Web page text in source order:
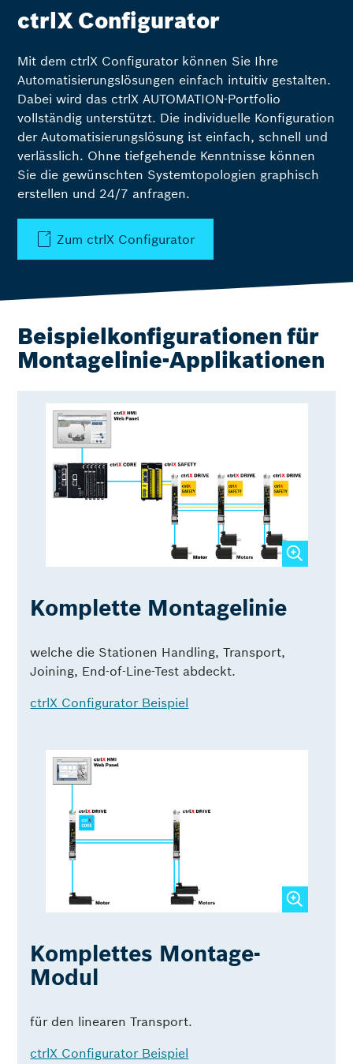
ctrlX Configurator
Mit dem ctrlX Configurator können Sie Ihre
Automatisierungslösungen einfach intuitiv gestalten.
Dabei wird das ctrlX AUTOMATION-Portfolio
vollständig unterstützt. Die individuelle Konfiguration
der Automatisierungslösung ist einfach, schnell und
verlässlich. Ohne tiefgehende Kenntnisse können
Sie die gewünschten Systemtopologien graphisch
erstellen und 24/7 anfragen.
Zum ctrlX Configurator
Beispielkonfigurationen für
Montagelinie-Applikationen
Komplette Montagelinie
welche die Stationen Handling, Transport,
Joining, End-of-Line-Test abdeckt.
ctrlX Configurator Beispiel
Komplettes Montage-
Modul
für den linearen Transport.
ctrlX Configurator Beispiel